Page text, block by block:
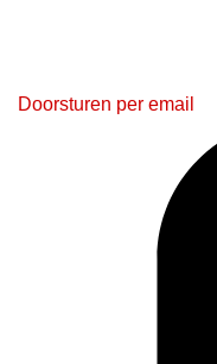
Doorsturen per email